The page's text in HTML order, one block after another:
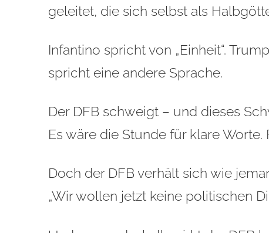
geleitet, die sich selbst als
Infantino spricht von „Einheit“.
spricht eine andere Sprache.
Der DFB schweigt – und dieses
Es wäre die Stunde für klare Worte.
Doch der DFB verhält sich wie
„Wir wollen jetzt keine politischen